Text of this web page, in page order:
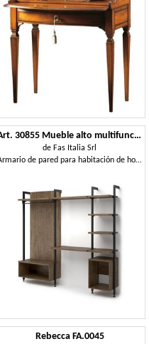
Art. 30855 Mueble alto multifunción abierto con montantes
de Fas Italia Srl
Armario de pared para habitación de hotel.
Rebecca FA.0045